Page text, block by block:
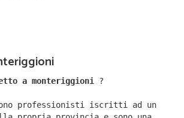
a monteriggioni ?
professionisti iscritti ad un